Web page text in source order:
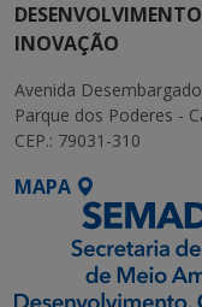
INOVAÇÃO
Avenida
Parque dos Poderes -
CEP.: 79031-310
MAPA